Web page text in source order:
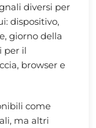
diversi per
dispositivo,
giorno della
per il
browser e
come
ma altri